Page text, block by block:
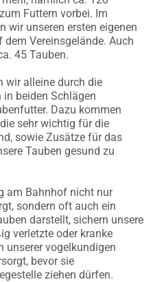
Futtern vorbei. Im
wir unseren ersten eigenen
Vereinsgelände. Auch
45 Tauben.
wir alleine durch die
in beiden Schlägen
Dazu kommen
sehr wichtig für die
sowie Zusätze für das
Tauben gesund zu
am Bahnhof nicht nur
sondern oft auch ein
darstellt, sichern unsere
verletzte oder kranke
unserer vogelkundigen
bevor sie
ziehen dürfen.